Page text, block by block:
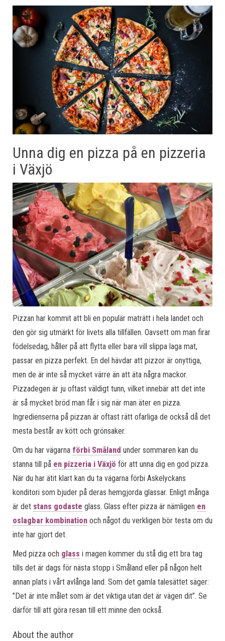
Unna dig en pizza på en pizzeria
i Växjö
Pizzan har kommit att bli en populär maträtt i hela landet och
den gör sig utmärkt för livets alla tillfällen. Oavsett om man firar
födelsedag, håller på att flytta eller bara vill slippa laga mat,
passar en pizza perfekt. En del hävdar att pizzor är onyttiga,
men de är inte så mycket värre än att äta några mackor.
Pizzadegen är ju oftast väldigt tunn, vilket innebär att det inte
är så mycket bröd man får i sig när man äter en pizza.
Ingredienserna på pizzan är oftast rätt ofarliga de också då det
mesta består av kött och grönsaker.
Om du har vägarna förbi Småland under sommaren kan du
stanna till på en pizzeria i Växjö för att unna dig en god pizza.
När du har ätit klart kan du ta vägarna förbi Askelyckans
konditori som bjuder på deras hemgjorda glassar. Enligt många
är det stans godaste glass. Glass efter pizza är nämligen en
oslagbar kombination och något du verkligen bör testa om du
inte har gjort det.
Med pizza och glass i magen kommer du stå dig ett bra tag
tills det är dags för nästa stopp i Småland eller på någon helt
annan plats i vårt avlånga land. Som det gamla talesättet säger:
”Det är inte målet som är det viktiga utan det är vägen dit”. Se
därför till att göra resan till ett minne den också.
About the author